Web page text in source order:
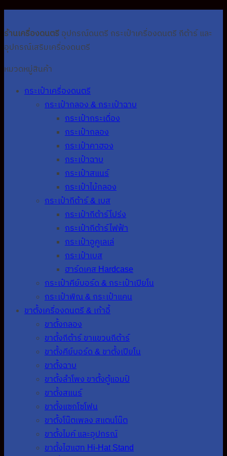
was:
is:
ร้านเครื่องดนตรี อุปกรณ์ดนตรี กระเป๋าเครื่องดนตรี กีต้าร์ และ
อุปกรณ์เสริมเครื่องดนตรี
หมวดหมู่สินค้า
กระเป๋าเครื่องดนตรี
กระเป๋ากลอง & กระเป๋าฉาบ
กระเป๋ากระเดื่อง
กระเป๋ากลอง
กระเป๋าคาฮอง
กระเป๋าฉาบ
กระเป๋าสแนร์
กระเป๋าไม้กลอง
กระเป๋ากีต้าร์ & เบส
กระเป๋ากีต้าร์โปร่ง
กระเป๋ากีต้าร์ไฟฟ้า
กระเป๋าอูคูเลเล่
กระเป๋าเบส
ฮาร์ดเคส Hardcase
กระเป๋าคีย์บอร์ด & กระเป๋าเปียโน
กระเป๋าพิณ & กระเป๋าแคน
ขาตั้งเครื่องดนตรี & เก้าอี้
ขาตั้งกลอง
ขาตั้งกีต้าร์ ขาแขวนกีต้าร์
ขาตั้งคีย์บอร์ด & ขาตั้งเปียโน
ขาตั้งฉาบ
ขาตั้งลำโพง ขาตั้งตู้แอมป์
ขาตั้งสแนร์
ขาตั้งแซกโซโฟน
ขาตั้งโน๊ตเพลง สแตนโน๊ต
ขาตั้งไมค์ และอุปกรณ์
ขาตั้งไฮแฮท Hi-Hat Stand